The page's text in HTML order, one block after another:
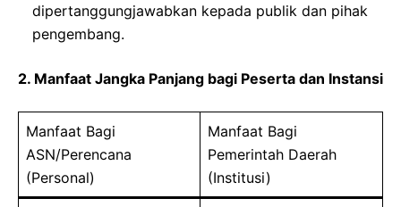
dipertanggungjawabkan kepada publik dan pihak
pengembang.
2. Manfaat Jangka Panjang bagi Peserta dan Instansi
Manfaat Bagi
ASN/Perencana
(Personal)
Manfaat Bagi
Pemerintah Daerah
(Institusi)